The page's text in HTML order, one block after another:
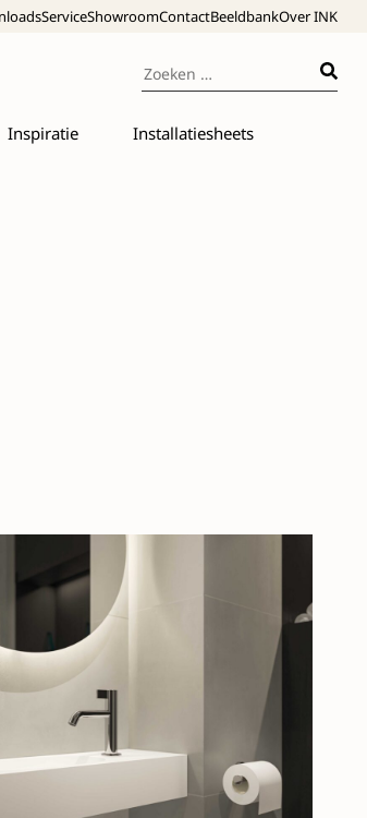
ServiceShowroomContactBeeldbankOver INK
Inspiratie Installatiesheets